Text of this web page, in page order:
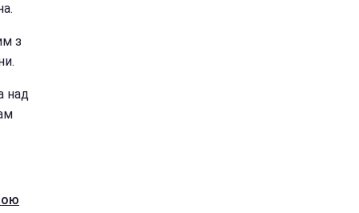
з
над